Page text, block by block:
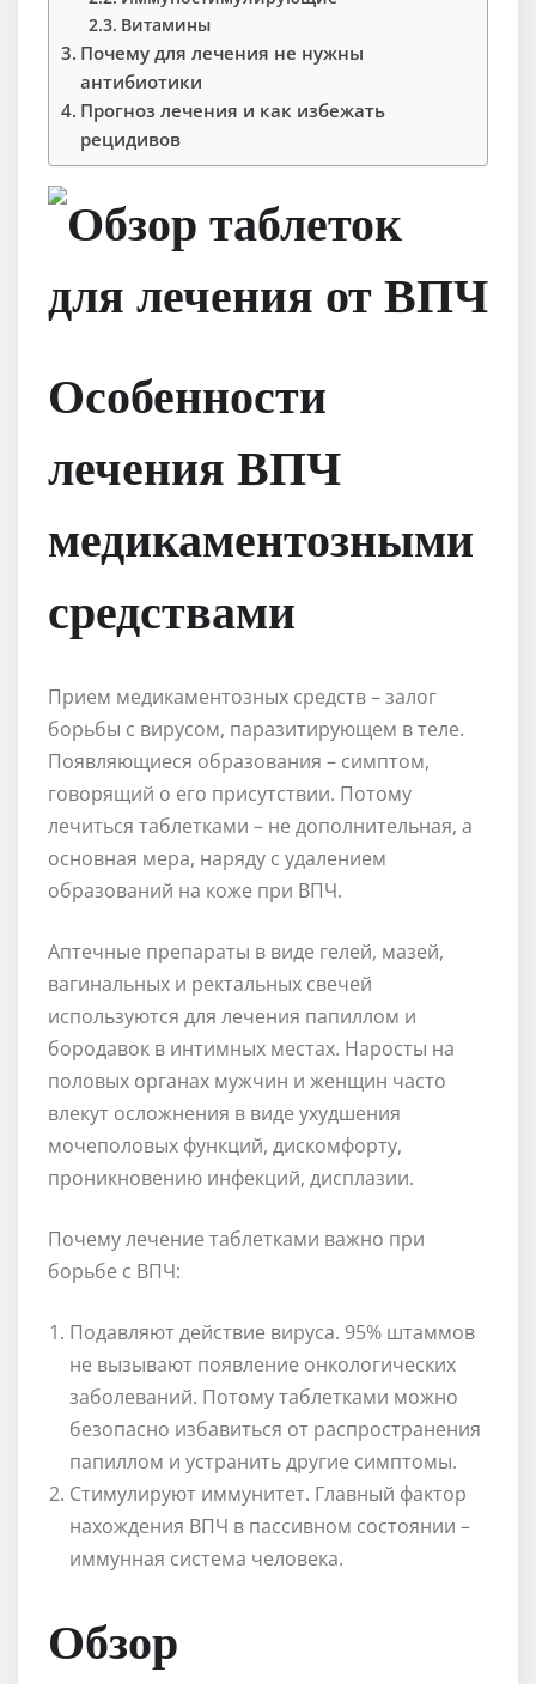
Витамины
Почему для лечения не нужны
антибиотики
Прогноз лечения и как избежать
рецидивов
Особенности
лечения ВПЧ
медикаментозными
средствами
Прием медикаментозных средств – залог
борьбы с вирусом, паразитирующем в теле.
Появляющиеся образования – симптом,
говорящий о его присутствии. Потому
лечиться таблетками – не дополнительная, а
основная мера, наряду с удалением
образований на коже при ВПЧ.
Аптечные препараты в виде гелей, мазей,
вагинальных и ректальных свечей
используются для лечения папиллом и
бородавок в интимных местах. Наросты на
половых органах мужчин и женщин часто
влекут осложнения в виде ухудшения
мочеполовых функций, дискомфорту,
проникновению инфекций, дисплазии.
Почему лечение таблетками важно при
борьбе с ВПЧ:
Подавляют действие вируса. 95% штаммов
не вызывают появление онкологических
заболеваний. Потому таблетками можно
безопасно избавиться от распространения
папиллом и устранить другие симптомы.
Стимулируют иммунитет. Главный фактор
нахождения ВПЧ в пассивном состоянии –
иммунная система человека.
Обзор